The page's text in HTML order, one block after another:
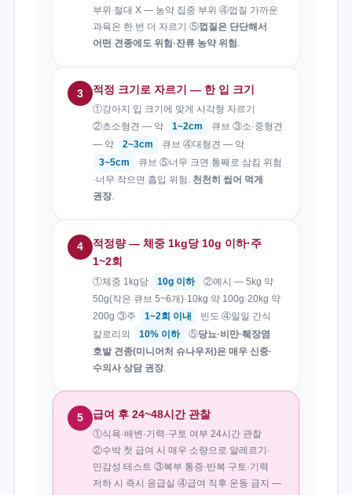
부위 절대 X — 농약 집중 부위 ④껍질 가까운
과육은 한 번 더 자르기 ⑤껍질은 단단해서
어떤 견종에도 위험·잔류 농약 위험 .
3 적정 크기로 자르기 — 한 입 크기
①강아지 입 크기에 맞게 사각형 자르기
②초소형견 — 약
1~2cm
큐브 ③소·중형견
— 약
2~3cm
큐브 ④대형견 — 약
3~5cm
큐브 ⑤너무 크면 통째로 삼킴 위험
·너무 작으면 흡입 위험. 천천히 씹어 먹게
권장.
4
적정량 — 체중 1kg당 10g 이하·주
1~2회
①체중 1kg당 10g 이하
②예시 — 5kg 약
50g(작은 큐브 5~6개)·10kg 약 100g·20kg 약
200g ③주
1~2회 이내
빈도 ④일일 간식
칼로리의
10% 이하 ⑤당뇨·비만·췌장염
호발 견종(미니어처 슈나우저)은 매우 신중·
수의사 상담 권장.
5 급여 후 24~48시간 관찰
①식욕·배변·기력·구토 여부 24시간 관찰
②수박 첫 급여 시 매우 소량으로 알레르기·
민감성 테스트 ③복부 통증·반복 구토·기력
저하 시 즉시 응급실 ④급여 직후 운동 금지 —